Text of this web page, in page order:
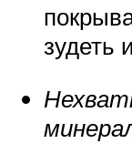
зудеть